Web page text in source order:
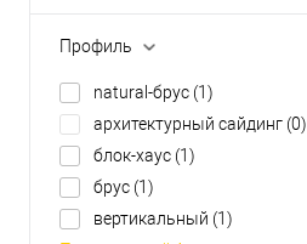
Показать ещё 5
Профиль
natural-брус (1)
архитектурный сайдинг (0)
блок-хаус (1)
брус (1)
вертикальный (1)